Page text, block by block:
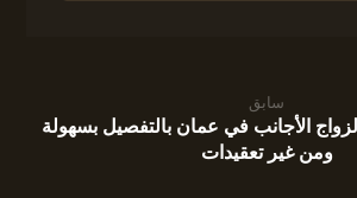
سابق
لزواج الأجانب في عمان بالتفصيل بسهولة
ومن غير تعقيدات